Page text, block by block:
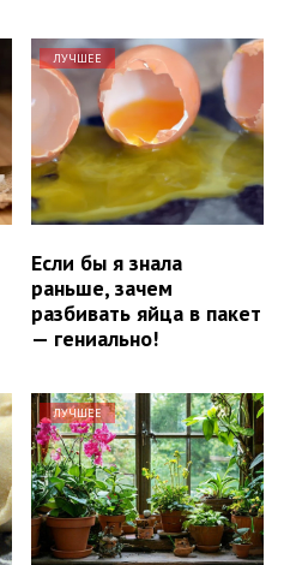
ЛУЧШЕЕ
Если бы я знала
раньше, зачем
разбивать яйца в пакет
— гениально!
ЛУЧШЕЕ